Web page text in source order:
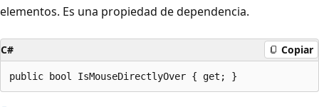
elementos. Es una propiedad de dependencia.
C# Copiar
public bool IsMouseDirectlyOver { get; }